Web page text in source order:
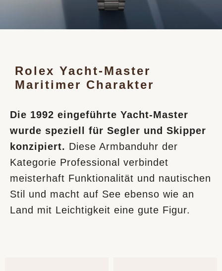
Rolex Yacht-Master
Maritimer Charakter
Die 1992 eingeführte Yacht‑Master
wurde speziell für Segler und Skipper
konzipiert. Diese Armbanduhr der
Kategorie Professional verbindet
meisterhaft Funktionalität und nautischen
Stil und macht auf See ebenso wie an
Land mit Leichtigkeit eine gute Figur.